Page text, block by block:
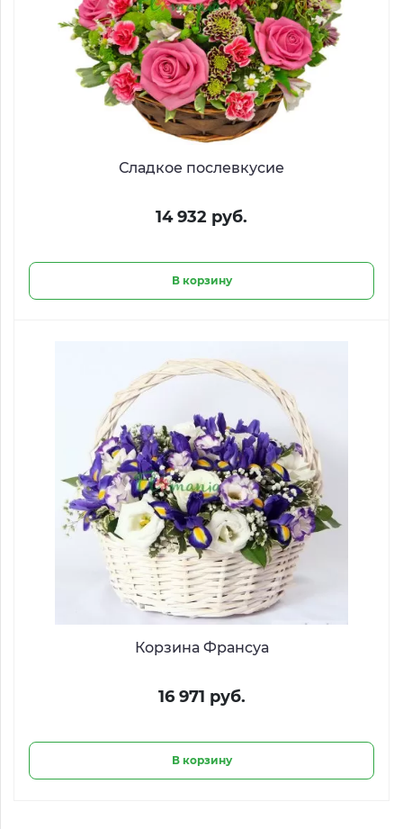
Сладкое послевкусие
14 932 руб.
В корзину
Корзина Франсуа
16 971 руб.
В корзину